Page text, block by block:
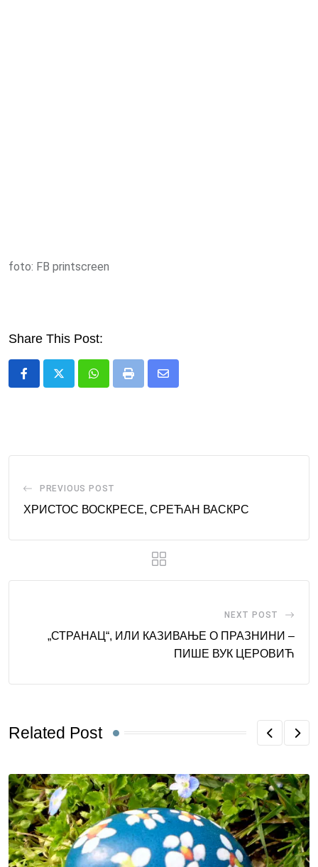
foto: FB printscreen
Share This Post:
WhatsappPrint
Share
PREVIOUS POST
ХРИСТОС ВОСКРЕСЕ, СРЕЋАН ВАСКРС
NEXT POST
„СТРАНАЦ“, ИЛИ КАЗИВАЊЕ О ПРАЗНИНИ –
ПИШЕ ВУК ЦЕРОВИЋ
Related Post